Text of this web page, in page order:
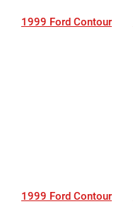
1999 Ford Contour
1999 Ford Contour